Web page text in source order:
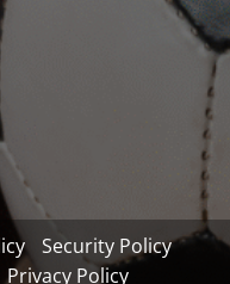
Security Policy
Privacy Policy